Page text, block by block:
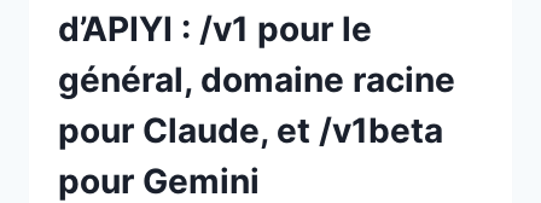
d’APIYI : /v1 pour le
général, domaine racine
pour Claude, et /v1beta
pour Gemini